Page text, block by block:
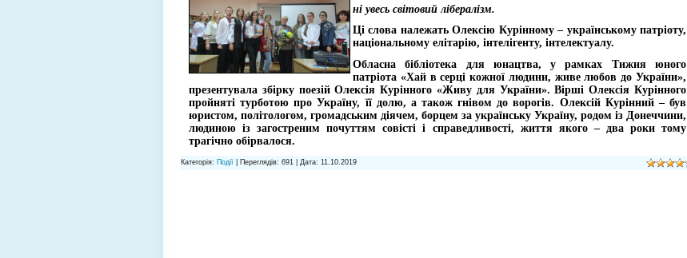
ні увесь світовий лібералізм.
Ці слова належать Олексію Курінному – українському патріоту,
національному елітарію, інтелігенту, інтелектуалу.
Обласна бібліотека для юнацтва, у рамках Тижня юного
патріота «Хай в серці кожної людини, живе любов до України»,
презентувала збірку поезій Олексія Курінного «Живу для України». Вірші Олексія Курінного
пройняті турботою про Україну, її долю, а також гнівом до ворогів. Олексій Курінний – був
юристом, політологом, громадським діячем, борцем за українську Україну, родом із Донеччини,
людиною із загостреним почуттям совісті і справедливості, життя якого – два роки тому
трагічно обірвалося.
Категорія: Події | Переглядів: 691 | Дата: 11.10.2019